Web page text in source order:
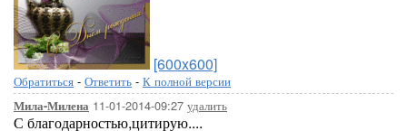
[600x600]
Обратиться - Ответить - К полной версии
Мила-Милена 11-01-2014-09:27 удалить
С благодарностью,цитирую....